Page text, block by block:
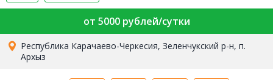
от 5000 рублей/сутки
Республика Карачаево-Черкесия, Зеленчукский р-н, п.
Архыз